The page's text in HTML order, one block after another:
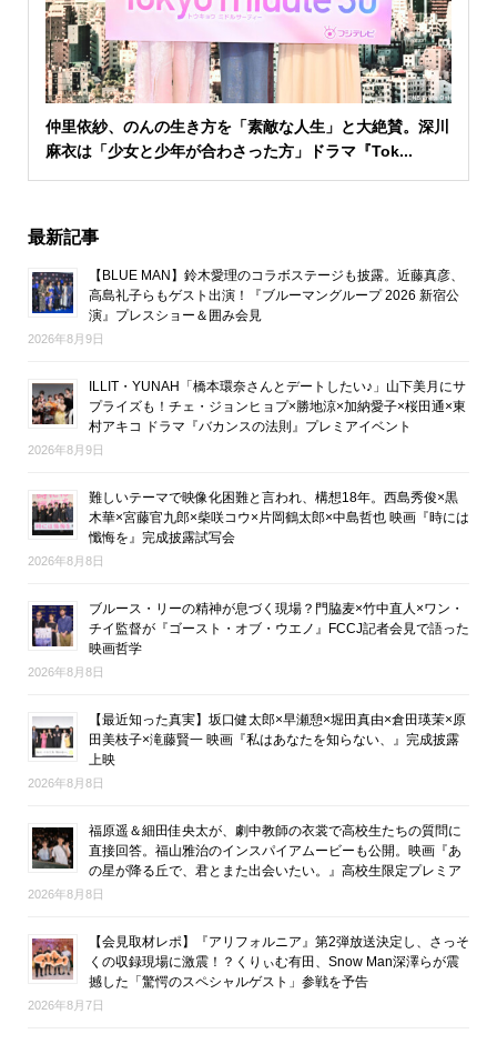
仲里依紗、のんの生き方を「素敵な人生」と大絶賛。深川
麻衣は「少女と少年が合わさった方」ドラマ『Tok...
最新記事
【BLUE MAN】鈴木愛理のコラボステージも披露。近藤真彦、
高島礼子らもゲスト出演！『ブルーマングループ 2026 新宿公
演』プレスショー＆囲み会見
2026年8月9日
ILLIT・YUNAH「橋本環奈さんとデートしたい♪」山下美月にサ
プライズも！チェ・ジョンヒョプ×勝地涼×加納愛子×桜田通×東
村アキコ ドラマ『バカンスの法則』プレミアイベント
2026年8月9日
難しいテーマで映像化困難と言われ、構想18年。西島秀俊×黒
木華×宮藤官九郎×柴咲コウ×片岡鶴太郎×中島哲也 映画『時には
懺悔を』完成披露試写会
2026年8月8日
ブルース・リーの精神が息づく現場？門脇麦×竹中直人×ワン・
チイ監督が『ゴースト・オブ・ウエノ』FCCJ記者会見で語った
映画哲学
2026年8月8日
【最近知った真実】坂口健太郎×早瀬憩×堀田真由×倉田瑛茉×原
田美枝子×滝藤賢一 映画『私はあなたを知らない、』完成披露
上映
2026年8月8日
福原遥＆細田佳央太が、劇中教師の衣裳で高校生たちの質問に
直接回答。福山雅治のインスパイアムービーも公開。映画『あ
の星が降る丘で、君とまた出会いたい。』高校生限定プレミア
2026年8月8日
【会見取材レポ】『アリフォルニア』第2弾放送決定し、さっそ
くの収録現場に激震！？くりぃむ有田、Snow Man深澤らが震
撼した「驚愕のスペシャルゲスト」参戦を予告
2026年8月7日